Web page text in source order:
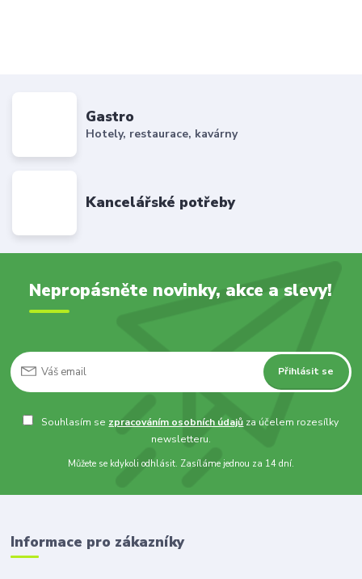
Gastro
Hotely, restaurace, kavárny
Kancelářské potřeby
Nepropásněte novinky, akce a slevy!
Přihlásit se
Souhlasím se zpracováním osobních údajů za účelem rozesílky
newsletteru.
Můžete se kdykoli odhlásit. Zasíláme jednou za 14 dní.
Informace pro zákazníky